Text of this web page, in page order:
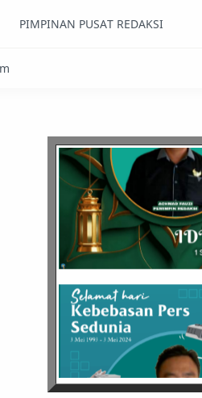
PIMPINAN PUSAT REDAKSI